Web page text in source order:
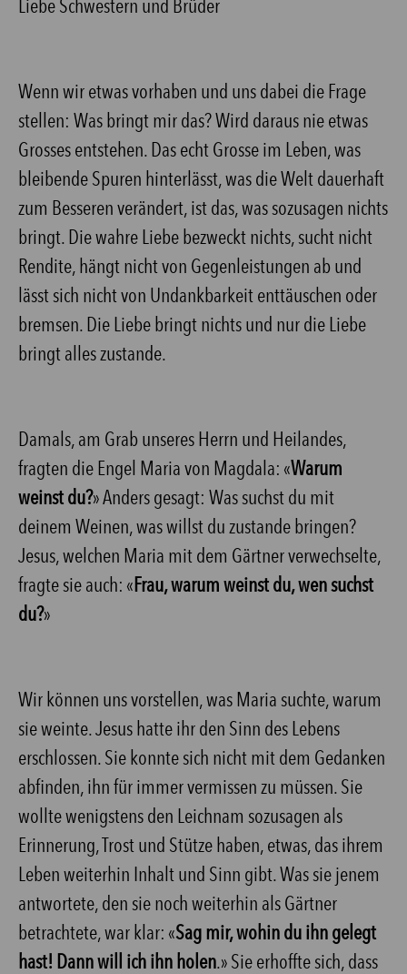
Liebe Schwestern und Brüder
Wenn wir etwas vorhaben und uns dabei die Frage
stellen: Was bringt mir das? Wird daraus nie etwas
Grosses entstehen. Das echt Grosse im Leben, was
bleibende Spuren hinterlässt, was die Welt dauerhaft
zum Besseren verändert, ist das, was sozusagen nichts
bringt. Die wahre Liebe bezweckt nichts, sucht nicht
Rendite, hängt nicht von Gegenleistungen ab und
lässt sich nicht von Undankbarkeit enttäuschen oder
bremsen. Die Liebe bringt nichts und nur die Liebe
bringt alles zustande.
Damals, am Grab unseres Herrn und Heilandes,
fragten die Engel Maria von Magdala: «Warum
weinst du?» Anders gesagt: Was suchst du mit
deinem Weinen, was willst du zustande bringen?
Jesus, welchen Maria mit dem Gärtner verwechselte,
fragte sie auch: «Frau, warum weinst du, wen suchst
du?»
Wir können uns vorstellen, was Maria suchte, warum
sie weinte. Jesus hatte ihr den Sinn des Lebens
erschlossen. Sie konnte sich nicht mit dem Gedanken
abfinden, ihn für immer vermissen zu müssen. Sie
wollte wenigstens den Leichnam sozusagen als
Erinnerung, Trost und Stütze haben, etwas, das ihrem
Leben weiterhin Inhalt und Sinn gibt. Was sie jenem
antwortete, den sie noch weiterhin als Gärtner
betrachtete, war klar: «Sag mir, wohin du ihn gelegt
hast! Dann will ich ihn holen.» Sie erhoffte sich, dass